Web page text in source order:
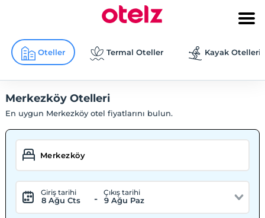
Oteller Termal Oteller Kayak Otelleri
Merkezköy Otelleri
En uygun Merkezköy otel fiyatlarını bulun.
Giriş tarihi
8 Ağu Cts -
Çıkış tarihi
9 Ağu Paz